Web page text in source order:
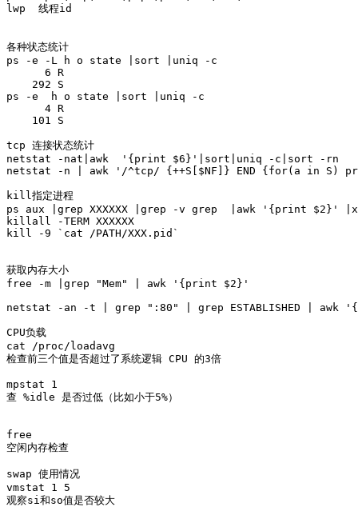
lwp  线程id
各种状态统计
ps -e -L h o state |sort |uniq -c
      6 R
    292 S
ps -e  h o state |sort |uniq -c
      4 R
    101 S
tcp 连接状态统计
netstat -nat|awk  '{print $6}'|sort|uniq -c|sort -rn
netstat -n | awk '/^tcp/ {++S[$NF]} END {for(a in S)
kill指定进程
ps aux |grep XXXXXX |grep -v grep  |awk '{print $2}'
killall -TERM XXXXXX
kill -9 `cat /PATH/XXX.pid`
获取内存大小
free -m |grep "Mem" | awk '{print $2}'
netstat -an -t | grep ":80" | grep ESTABLISHED |
CPU负载
cat /proc/loadavg
检查前三个值是否超过了系统逻辑 CPU 的3倍
mpstat 1
查 %idle 是否过低（比如小于5%）
free
空闲内存检查
swap 使用情况
vmstat 1 5
观察si和so值是否较大